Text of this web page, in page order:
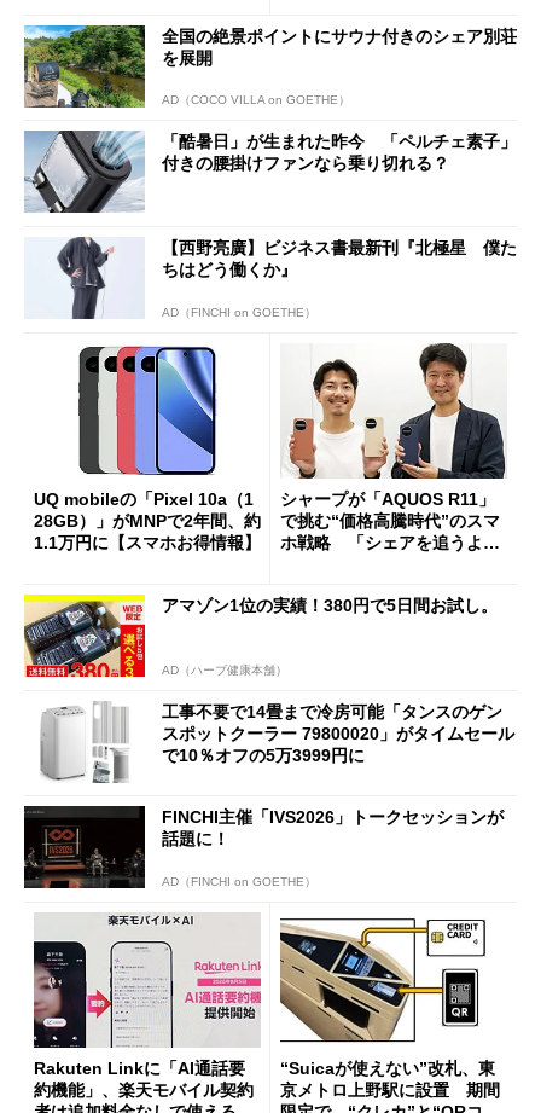
全国の絶景ポイントにサウナ付きのシェア別荘
を展開
AD（COCO VILLA on GOETHE）
「酷暑日」が生まれた昨今 「ペルチェ素子」
付きの腰掛けファンなら乗り切れる？
【西野亮廣】ビジネス書最新刊『北極星 僕た
ちはどう働くか』
AD（FINCHI on GOETHE）
UQ mobileの「Pixel 10a（1
28GB）」がMNPで2年間、約
1.1万円に【スマホお得情報】
シャープが「AQUOS R11」
で挑む“価格高騰時代”のスマ
ホ戦略 「シェアを追うより
アマゾン1位の実績！380円で5日間お試し。
AD（ハーブ健康本舗）
工事不要で14畳まで冷房可能「タンスのゲン
スポットクーラー 79800020」がタイムセール
で10％オフの5万3999円に
FINCHI主催「IVS2026」トークセッションが
話題に！
AD（FINCHI on GOETHE）
Rakuten Linkに「AI通話要
約機能」、楽天モバイル契約
“Suicaが使えない”改札、東
京メトロ上野駅に設置 期間